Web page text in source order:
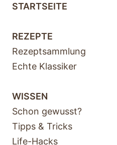
STARTSEITE
REZEPTE
Rezeptsammlung
Echte Klassiker
WISSEN
Schon gewusst?
Tipps & Tricks
Life-Hacks